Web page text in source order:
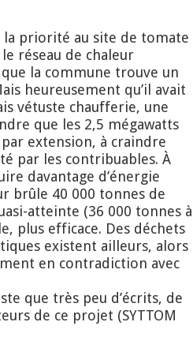
la priorité au site de tomate
réseau de chaleur
la commune trouve un
heureusement qu’il avait
vétuste chaufferie, une
que les 2,5 mégawatts
extension, à craindre
par les contribuables. À
davantage d’énergie
brûle 40 000 tonnes de
atteinte (36 000 tonnes à
plus efficace. Des déchets
existent ailleurs, alors
en contradiction avec
que très peu d’écrits, de
de ce projet (SYTTOM